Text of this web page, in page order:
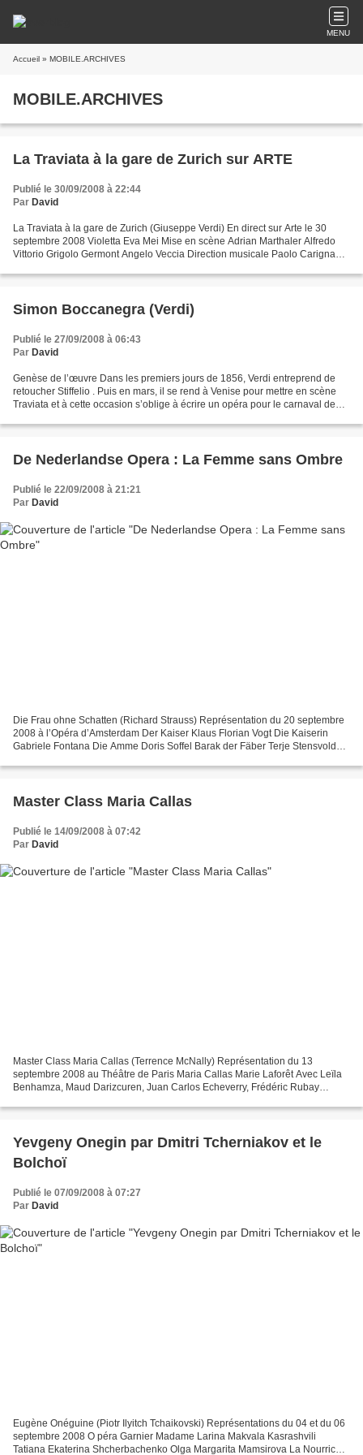
MENU
Accueil » MOBILE.ARCHIVES
MOBILE.ARCHIVES
La Traviata à la gare de Zurich sur ARTE
Publié le 30/09/2008 à 22:44
Par David
La Traviata à la gare de Zurich (Giuseppe Verdi) En direct sur Arte le 30
septembre 2008 Violetta Eva Mei Mise en scène Adrian Marthaler Alfredo
Vittorio Grigolo Germont Angelo Veccia Direction musicale Paolo Carignani
Simon Boccanegra (Verdi)
Publié le 27/09/2008 à 06:43
Par David
Genèse de l’œuvre Dans les premiers jours de 1856, Verdi entreprend de
retoucher Stiffelio . Puis en mars, il se rend à Venise pour mettre en scène
Traviata et à cette occasion s’oblige à écrire un opéra pour le carnaval de
De Nederlandse Opera : La Femme sans Ombre
Publié le 22/09/2008 à 21:21
Par David
Die Frau ohne Schatten (Richard Strauss) Représentation du 20 septembre
2008 à l’Opéra d’Amsterdam Der Kaiser Klaus Florian Vogt Die Kaiserin
Gabriele Fontana Die Amme Doris Soffel Barak der Fäber Terje Stensvold
Master Class Maria Callas
Publié le 14/09/2008 à 07:42
Par David
Master Class Maria Callas (Terrence McNally) Représentation du 13
septembre 2008 au Théâtre de Paris Maria Callas Marie Laforêt Avec Leïla
Benhamza, Maud Darizcuren, Juan Carlos Echeverry, Frédéric Rubay
Yevgeny Onegin par Dmitri Tcherniakov et le
Bolchoï
Publié le 07/09/2008 à 07:27
Par David
Eugène Onéguine (Piotr Ilyitch Tchaikovski) Représentations du 04 et du 06
septembre 2008 O péra Garnier Madame Larina Makvala Kasrashvili
Tatiana Ekaterina Shcherbachenko Olga Margarita Mamsirova La Nourrice